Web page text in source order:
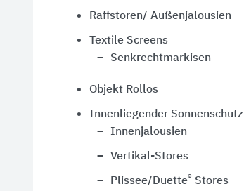
Raffstoren/ Außenjalousien
Textile Screens
Senkrechtmarkisen
Objekt Rollos
Innenliegender Sonnenschutz
Innenjalousien
Vertikal-Stores
Plissee/Duette® Stores